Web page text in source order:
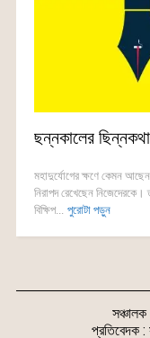
ছন্নকালের
মহাদুর্যোগের ক্ষণে কেমন
নিরাপদ রেখেছেন
বিক্ষিপ... পুরোটা পড়ুন
সঞ্চালক
প্রতিবেদক :